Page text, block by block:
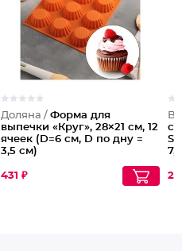
Доляна / Форма для
выпечки «Круг», 28×21 см, 12
ячеек (D=6 см, D по дну =
3,5 см)
431 ₽